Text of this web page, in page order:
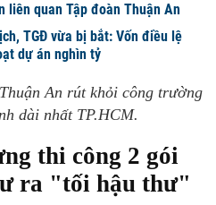
liên quan Tập đoàn Thuận An
TGĐ vừa bị bắt: Vốn điều lệ
dự án nghìn tỷ
An rút khỏi công trường
dài nhất TP.HCM.
thi công 2 gói
ra "tối hậu thư"